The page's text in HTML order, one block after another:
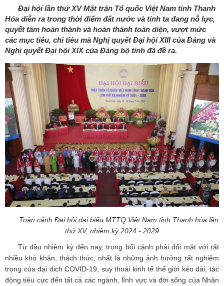
Đại hội lần thứ XV Mặt trận Tổ quốc Việt Nam tỉnh Thanh
Hóa diễn ra trong thời điểm đất nước và tỉnh ta đang nỗ lực,
quyết tâm hoàn thành và hoàn thành toàn diện, vượt mức
các mục tiêu, chỉ tiêu mà Nghị quyết Đại hội XIII của Đảng và
Nghị quyết Đại hội XIX của Đảng bộ tỉnh đã đề ra.
Toàn cảnh Đại hội đại biểu MTTQ Việt Nam tỉnh Thanh hóa lần
thứ XV, nhiệm kỳ 2024 - 2029
Từ đầu nhiệm kỳ đến nay, trong bối cảnh phải đối mặt với rất
nhiều khó khăn, thách thức, nhất là những ảnh hưởng rất nghiêm
trọng của đại dịch COVID-19, suy thoái kinh tế thế giới kéo dài, tác
động tiêu cực đến tất cả các ngành, lĩnh vực và đời sống của Nhân